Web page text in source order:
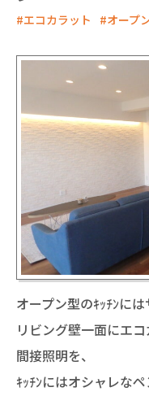
#エコカラット #オープ
オープン型のｷｯﾁﾝに
リビング壁一面にエ
間接照明を、
ｷｯﾁﾝにはオシャレな